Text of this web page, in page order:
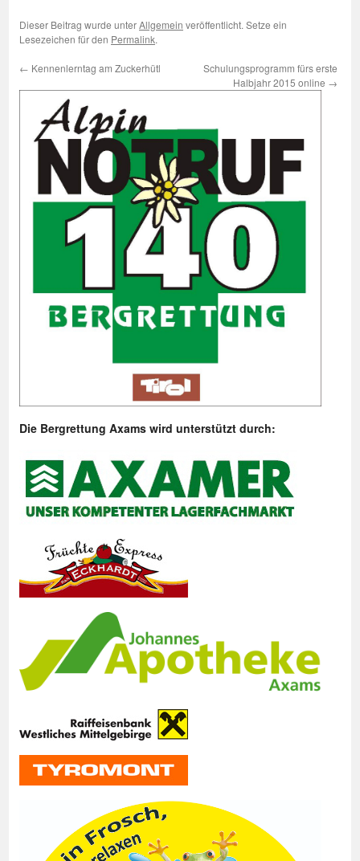
Dieser Beitrag wurde unterAllgemein veröffentlicht. Setze ein
Lesezeichen für den Permalink.
← Kennenlerntag am Zuckerhütl
Schulungsprogramm fürs erste
Halbjahr 2015 online →
Die Bergrettung Axams wird unterstützt durch: